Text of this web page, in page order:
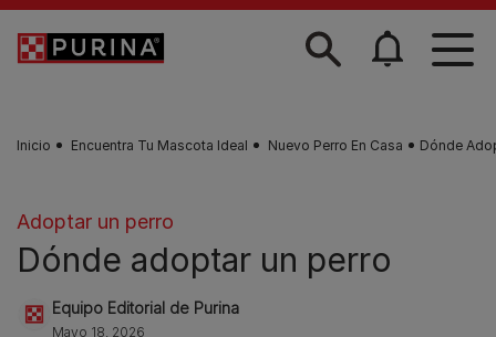
Skip to main content
Inicio Encuentra Tu Mascota Ideal Nuevo Perro En Casa Dónde
Adoptar un perro
Dónde adoptar un perro
Equipo Editorial de Purina
Mayo 18, 2026